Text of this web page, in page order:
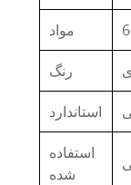
مواد
رنگ
استاندارد
استفاده
شده